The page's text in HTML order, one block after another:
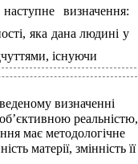
визначення:
яка дана людині у
існуючи
визначенні
реальністю,
має методологічне
матерії, змінність її